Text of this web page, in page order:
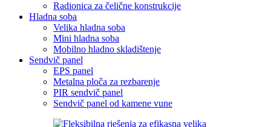
Radionica za čelične konstrukcije
Hladna soba
Velika hladna soba
Mini hladna soba
Mobilno hladno skladištenje
Sendvič panel
EPS panel
Metalna ploča za rezbarenje
PIR sendvič panel
Sendvič panel od kamene vune